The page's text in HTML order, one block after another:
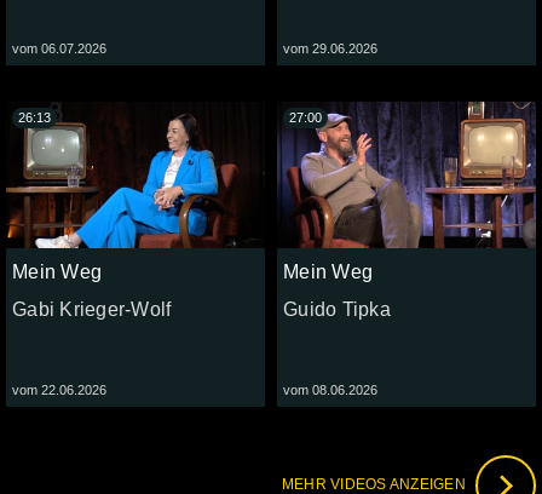
vom 06.07.2026 vom 29.06.2026
Mein Weg
Gabi Krieger-Wolf
vom 22.06.2026
26:13
Mein Weg
Guido Tipka
vom 08.06.2026
27:00
MEHR VIDEOS ANZEIGEN